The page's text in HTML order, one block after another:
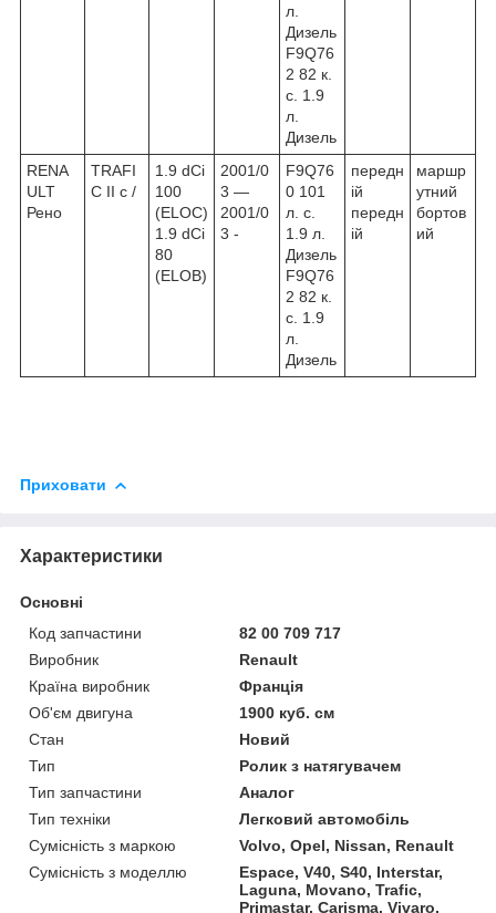
л.
Дизель
F9Q76
2 82 к.
с. 1.9
л.
Дизель
RENA
ULT
Рено
TRAFI
C II c /
1.9 dCi
100
(ELOC)
1.9 dCi
80
(ELOB)
2001/0
3 ―
2001/0
3 -
F9Q76
0 101
л. с.
1.9 л.
Дизель
F9Q76
2 82 к.
с. 1.9
л.
Дизель
передн
ій
передн
ій
маршр
утний
бортов
ий
Приховати
Характеристики
Основні
Код запчастини
82 00 709 717
Виробник
Renault
Країна виробник
Франція
Об'єм двигуна
1900 куб. см
Стан
Новий
Тип
Ролик з натягувачем
Тип запчастини
Аналог
Тип техніки
Легковий автомобіль
Сумісність з маркою
Volvo, Opel, Nissan, Renault
Сумісність з моделлю
Espace, V40, S40, Interstar,
Laguna, Movano, Trafic,
Primastar, Carisma, Vivaro,